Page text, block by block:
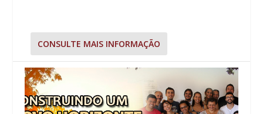
CONSULTE MAIS INFORMAÇÃO